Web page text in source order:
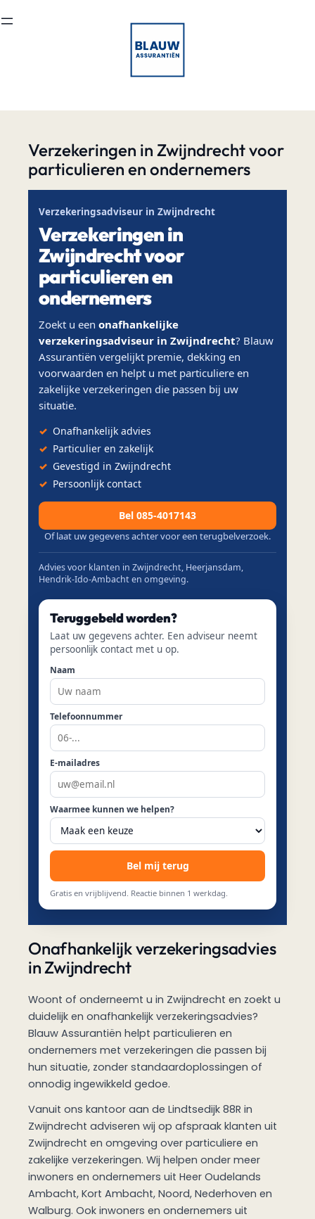
naar
Verzekeringen in Zwijndrecht voor
particulieren en ondernemers
Verzekeringsadviseur in Zwijndrecht
Verzekeringen in
Zwijndrecht voor
particulieren en
ondernemers
Zoekt u een onafhankelijke
verzekeringsadviseur in Zwijndrecht? Blauw
Assurantiën vergelijkt premie, dekking en
voorwaarden en helpt u met particuliere en
zakelijke verzekeringen die passen bij uw
situatie.
Onafhankelijk advies
Particulier en zakelijk
Gevestigd in Zwijndrecht
Persoonlijk contact
Bel 085-4017143
Of laat uw gegevens achter voor een terugbelverzoek.
Advies voor klanten in Zwijndrecht, Heerjansdam,
Hendrik-Ido-Ambacht en omgeving.
Teruggebeld worden?
Laat uw gegevens achter. Een adviseur neemt
persoonlijk contact met u op.
Naam
Telefoonnummer
E-mailadres
Waarmee kunnen we helpen?
Bel mij terug
Gratis en vrijblijvend. Reactie binnen 1 werkdag.
Onafhankelijk verzekeringsadvies
in Zwijndrecht
Woont of onderneemt u in Zwijndrecht en zoekt u
duidelijk en onafhankelijk verzekeringsadvies?
Blauw Assurantiën helpt particulieren en
ondernemers met verzekeringen die passen bij
hun situatie, zonder standaardoplossingen of
onnodig ingewikkeld gedoe.
Vanuit ons kantoor aan de Lindtsedijk 88R in
Zwijndrecht adviseren wij op afspraak klanten uit
Zwijndrecht en omgeving over particuliere en
zakelijke verzekeringen. Wij helpen onder meer
inwoners en ondernemers uit Heer Oudelands
Ambacht, Kort Ambacht, Noord, Nederhoven en
Walburg. Ook inwoners en ondernemers uit